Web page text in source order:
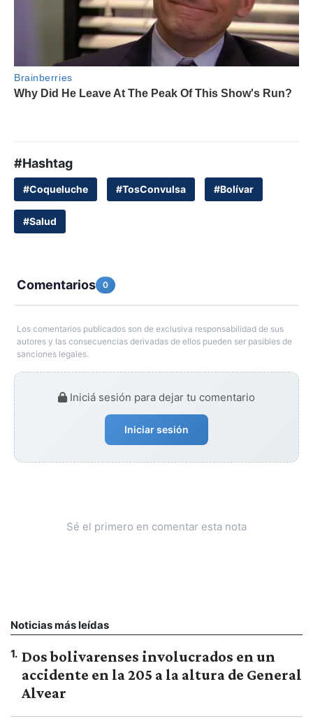
#Hashtag
#Coqueluche #TosConvulsa #Bolívar
#Salud
Comentarios 0
Los comentarios publicados son de exclusiva responsabilidad de sus
autores y las consecuencias derivadas de ellos pueden ser pasibles de
sanciones legales.
Iniciá sesión para dejar tu comentario
Iniciar sesión
Sé el primero en comentar esta nota
Noticias más leídas
1. Dos bolivarenses involucrados en un
accidente en la 205 a la altura de General
Alvear